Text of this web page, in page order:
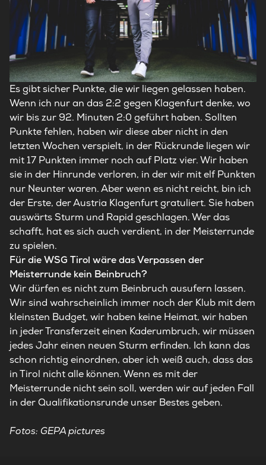
Es gibt sicher Punkte, die wir liegen gelassen haben.
Wenn ich nur an das 2:2 gegen Klagenfurt denke, wo
wir bis zur 92. Minuten 2:0 geführt haben. Sollten
Punkte fehlen, haben wir diese aber nicht in den
letzten Wochen verspielt, in der Rückrunde liegen wir
mit 17 Punkten immer noch auf Platz vier. Wir haben
sie in der Hinrunde verloren, in der wir mit elf Punkten
nur Neunter waren. Aber wenn es nicht reicht, bin ich
der Erste, der Austria Klagenfurt gratuliert. Sie haben
auswärts Sturm und Rapid geschlagen. Wer das
schafft, hat es sich auch verdient, in der Meisterrunde
zu spielen.
Für die WSG Tirol wäre das Verpassen der
Meisterrunde kein Beinbruch?
Wir dürfen es nicht zum Beinbruch ausufern lassen.
Wir sind wahrscheinlich immer noch der Klub mit dem
kleinsten Budget, wir haben keine Heimat, wir haben
in jeder Transferzeit einen Kaderumbruch, wir müssen
jedes Jahr einen neuen Sturm erfinden. Ich kann das
schon richtig einordnen, aber ich weiß auch, dass das
in Tirol nicht alle können. Wenn es mit der
Meisterrunde nicht sein soll, werden wir auf jeden Fall
in der Qualifikationsrunde unser Bestes geben.
Fotos: GEPA pictures